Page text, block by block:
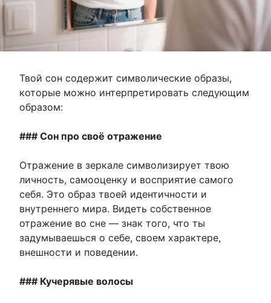
Твой сон содержит символические образы,
которые можно интерпретировать следующим
образом:
### Сон про своё отражение
Отражение в зеркале символизирует твою
личность, самооценку и восприятие самого
себя. Это образ твоей идентичности и
внутреннего мира. Видеть собственное
отражение во сне — знак того, что ты
задумываешься о себе, своем характере,
внешности и поведении.
### Кучерявые волосы